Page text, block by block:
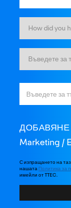
ДОБАВЯНЕ
Marketing /
С изпращането на
нашата Политика за
имейли от TTEC.